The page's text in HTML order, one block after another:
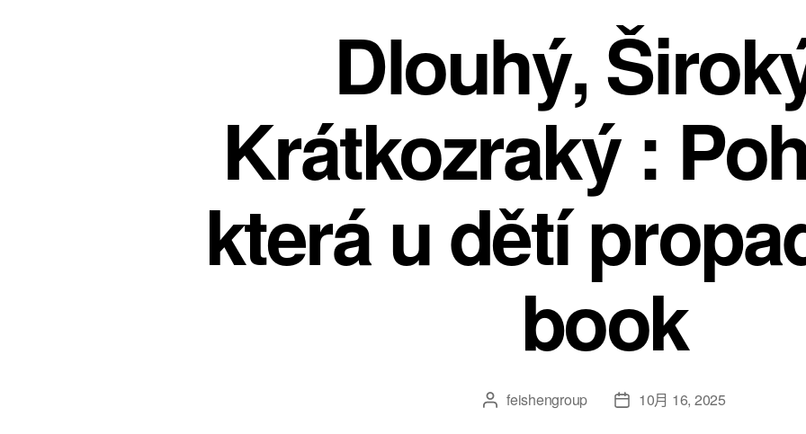
Dlouhý,
Krátkozraký :
která u dětí
book
feishengroup 10月 16, 2025